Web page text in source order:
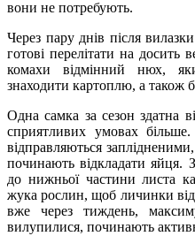
вони не потребують.
Через пару днів після
готові перелітати на досить
комахи відмінний нюх,
знаходити картоплю, а також
Одна самка за сезон здатна
сприятливих умовах
відправляються
починають відкладати яйця.
до нижньої частини листа
жука рослин, щоб личинки
вже через тиждень,
вилупилися, починають